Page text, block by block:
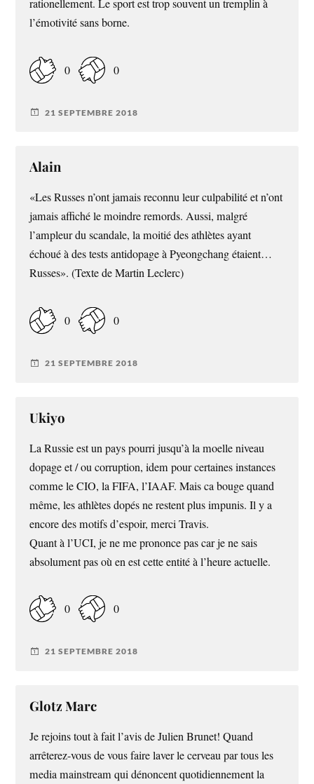
rationellement. Le sport est trop souvent un tremplin à
l’émotivité sans borne.
0 0
21 SEPTEMBRE 2018
Alain
«Les Russes n’ont jamais reconnu leur culpabilité et n’ont
jamais affiché le moindre remords. Aussi, malgré
l’ampleur du scandale, la moitié des athlètes ayant
échoué à des tests antidopage à Pyeongchang étaient…
Russes». (Texte de Martin Leclerc)
0 0
21 SEPTEMBRE 2018
Ukiyo
La Russie est un pays pourri jusqu’à la moelle niveau
dopage et / ou corruption, idem pour certaines instances
comme le CIO, la FIFA, l’IAAF. Mais ca bouge quand
même, les athlètes dopés ne restent plus impunis. Il y a
encore des motifs d’espoir, merci Travis.
Quant à l’UCI, je ne me prononce pas car je ne sais
absolument pas où en est cette entité à l’heure actuelle.
0 0
21 SEPTEMBRE 2018
Glotz Marc
Je rejoins tout à fait l’avis de Julien Brunet! Quand
arrêterez-vous de vous faire laver le cerveau par tous les
media mainstream qui dénoncent quotidiennement la